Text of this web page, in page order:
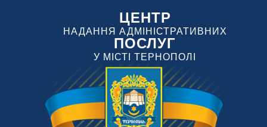
ЦЕНТР
НАДАННЯ АДМІНІСТРАТИВНИХ
ПОСЛУГ
У МІСТІ ТЕРНОПОЛІ